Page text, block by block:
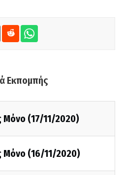
Εκπομπής
Μόνο (17/11/2020)
Μόνο (16/11/2020)